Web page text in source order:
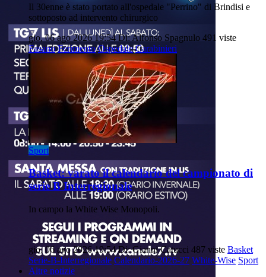
Il 30enne è stato portato all'ospedale "Perrino" di Brindisi e
sottoposto ad intervento chirurgico
gio, 06 ago 2026 19:54 Di: Alfonso Spagnulo 491 viste
Fasano Ferimento Ospedale Carabinieri
Sport
Basket: varato il calendario del campionato di
serie B Interregionale
In campo la White Wise Monopoli.
gio, 06 ago 2026 19:54 Di: Gianni Catucci 487 viste Basket
Serie-B-Interregionale Calendario-2026-27 White-Wise Sport
Altre notizie